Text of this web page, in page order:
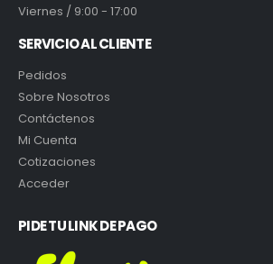
Viernes / 9:00 - 17:00
SERVICIO AL CLIENTE
Pedidos
Sobre Nosotros
Contáctenos
Mi Cuenta
Cotizaciones
Acceder
PIDE TU LINK DE PAGO